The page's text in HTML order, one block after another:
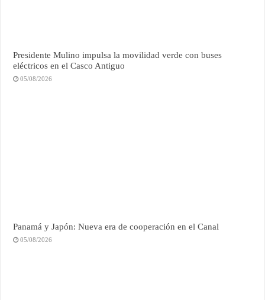
Presidente Mulino impulsa la movilidad verde con buses
eléctricos en el Casco Antiguo
05/08/2026
Panamá y Japón: Nueva era de cooperación en el Canal
05/08/2026